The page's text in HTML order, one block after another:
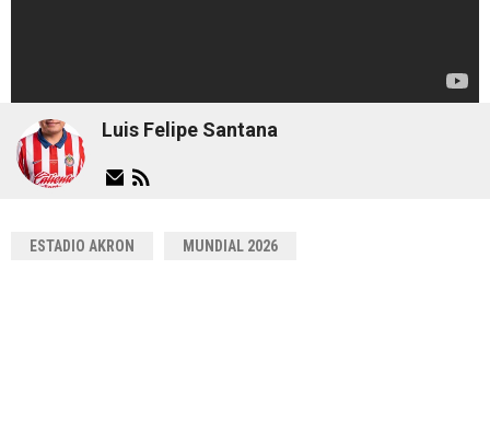
Luis Felipe Santana
ESTADIO AKRON MUNDIAL 2026